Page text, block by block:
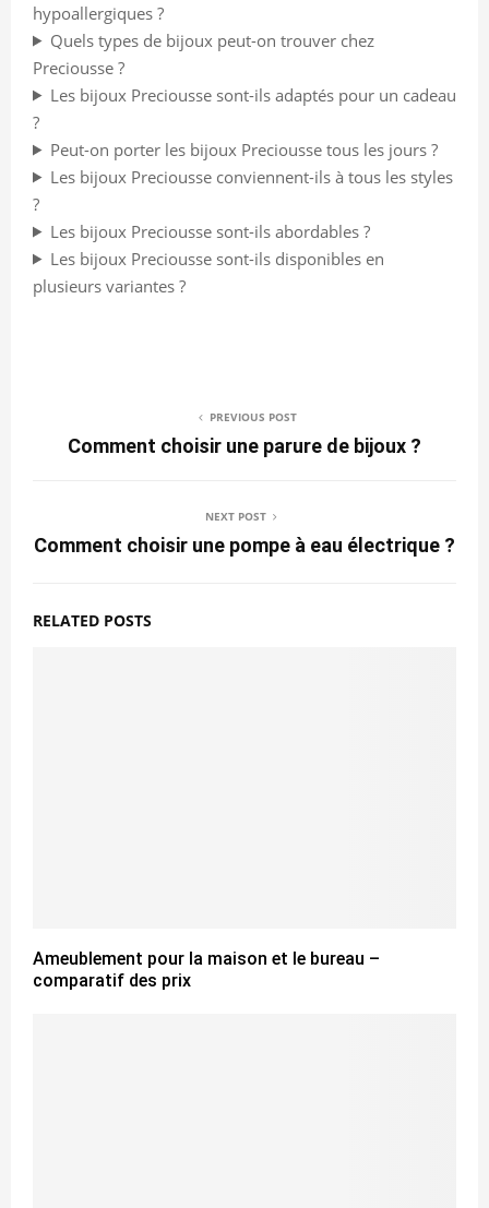
hypoallergiques ?
Quels types de bijoux peut-on trouver chez
Preciousse ?
Les bijoux Preciousse sont-ils adaptés pour un cadeau
?
Peut-on porter les bijoux Preciousse tous les jours ?
Les bijoux Preciousse conviennent-ils à tous les styles
?
Les bijoux Preciousse sont-ils abordables ?
Les bijoux Preciousse sont-ils disponibles en
plusieurs variantes ?
PREVIOUS POST
Comment choisir une parure de bijoux ?
NEXT POST
Comment choisir une pompe à eau électrique ?
RELATED POSTS
Ameublement pour la maison et le bureau –
comparatif des prix